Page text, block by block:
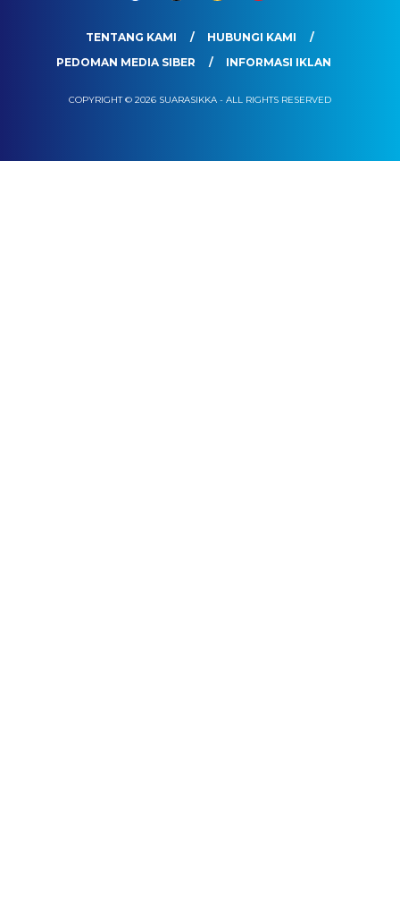
TENTANG KAMI
HUBUNGI KAMI
PEDOMAN MEDIA SIBER
INFORMASI IKLAN
COPYRIGHT © 2026 SUARASIKKA - ALL RIGHTS RESERVED